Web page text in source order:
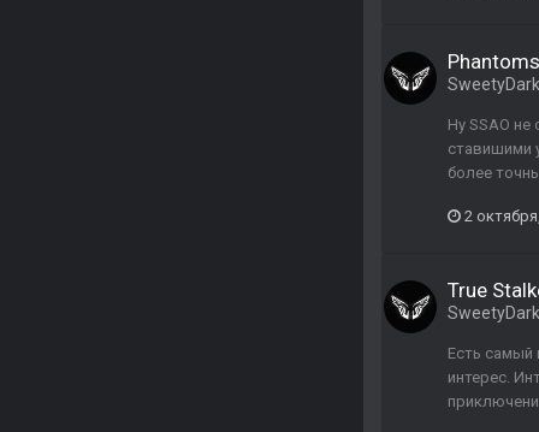
Ну SSAO
ставишими
более
2
True
Есть самый
интерес.